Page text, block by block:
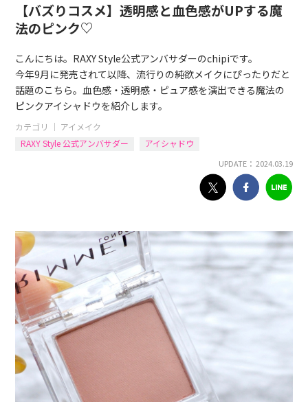
【バズりコスメ】透明感と血色感がUPする魔
法のピンク♡
こんにちは。RAXY Style公式アンバサダーのchipiです。
今年9月に発売されて以降、流行りの純欲メイクにぴったりだと
話題のこちら。血色感・透明感・ピュア感を演出できる魔法の
ピンクアイシャドウを紹介します。
カテゴリ ｜ アイメイク
RAXY Style 公式アンバサダー
アイシャドウ
UPDATE： 2024.03.19